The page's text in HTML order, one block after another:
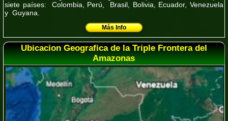
siete países: Colombia, Perú, Brasil, Bolivia, Ecuador, Venezuela
y Guyana.
Más Info
Ubicacion Geografica de la Triple Frontera del
Amazonas